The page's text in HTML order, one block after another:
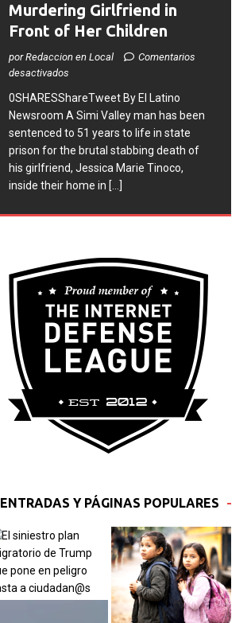
Murdering Girlfriend in
Front of Her Children
por Redaccion en Local
Comentarios
desactivados
0SHARESShareTweet ​By El Latino
Newsroom ​A Simi Valley man has been
sentenced to 51 years to life in state
prison for the brutal stabbing death of
his girlfriend, Jessica Marie Tinoco,
inside their home in [...]
ENTRADAS Y PÁGINAS POPULARES